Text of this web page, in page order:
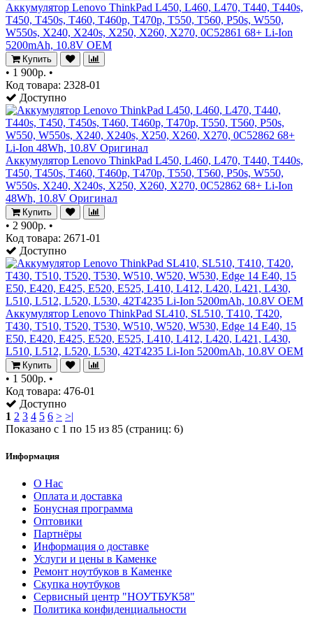
Аккумулятор Lenovo ThinkPad L450, L460, L470, T440, T440s,
T450, T450s, T460, T460p, T470p, T550, T560, P50s, W550,
W550s, X240, X240s, X250, X260, X270, 0C52861 68+ Li-Ion
5200mAh, 10.8V OEM
Купить
• 1 900р. •
Код товара: 2328-01
Доступно
Аккумулятор Lenovo ThinkPad L450, L460, L470, T440, T440s,
T450, T450s, T460, T460p, T470p, T550, T560, P50s, W550,
W550s, X240, X240s, X250, X260, X270, 0C52862 68+ Li-Ion
48Wh, 10.8V Оригинал
Купить
• 2 900р. •
Код товара: 2671-01
Доступно
Аккумулятор Lenovo ThinkPad SL410, SL510, T410, T420,
T430, T510, T520, T530, W510, W520, W530, Edge 14 E40, 15
E50, E420, E425, E520, E525, L410, L412, L420, L421, L430,
L510, L512, L520, L530, 42T4235 Li-Ion 5200mAh, 10.8V OEM
Купить
• 1 500р. •
Код товара: 476-01
Доступно
1 2 3 4 5 6 > >|
Показано с 1 по 15 из 85 (страниц: 6)
Информация
О Нас
Оплата и доставка
Бонусная программа
Оптовики
Партнёры
Информация о доставке
Услуги и цены в Каменке
Ремонт ноутбуков в Каменке
Скупка ноутбуков
Сервисный центр "НОУТБУК58"
Политика конфиденциальности